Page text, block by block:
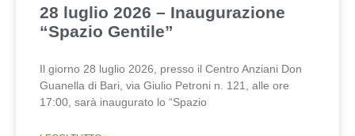
28 luglio 2026 – Inaugurazione
“Spazio Gentile”
Il giorno 28 luglio 2026, presso il Centro Anziani Don
Guanella di Bari, via Giulio Petroni n. 121, alle ore
17:00, sarà inaugurato lo “Spazio